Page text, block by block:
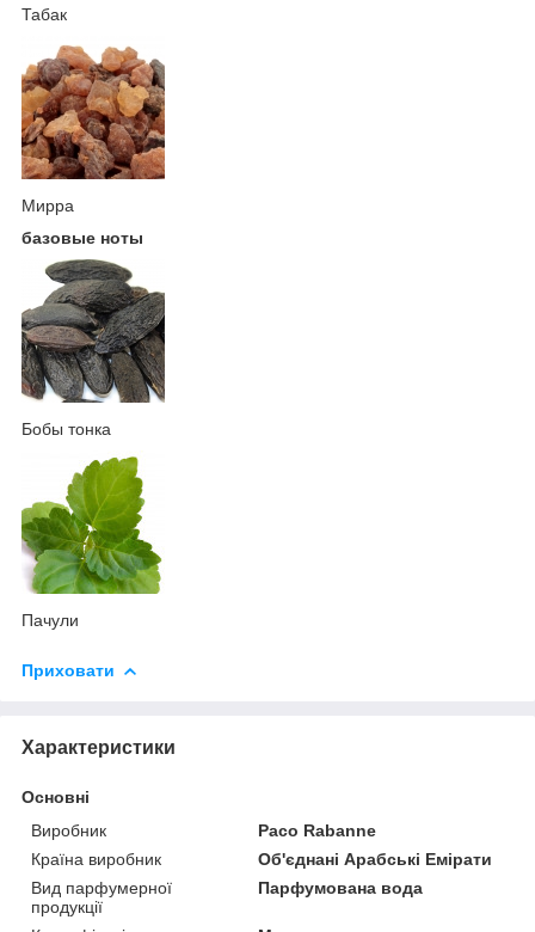
Табак
Мирра
базовые ноты
Бобы тонка
Пачули
Приховати
Характеристики
Основні
Виробник
Paco Rabanne
Країна виробник
Об'єднані Арабські Емірати
Вид парфумерної
продукції
Парфумована вода